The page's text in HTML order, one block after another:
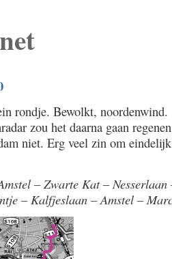
rondje. Bewolkt, noordenwind.
zou het daarna gaan
niet. Erg veel zin om
– Zwarte Kat – Nesserlaan
– Kalfjeslaan – Amstel –